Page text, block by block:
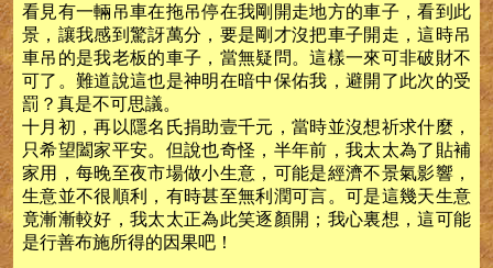
看見有一輛吊車在拖吊停在我剛開走地方的車子，看到此
景，讓我感到驚訝萬分，要是剛才沒把車子開走，這時吊
車吊的是我老板的車子，當無疑問。這樣一來可非破財不
可了。難道說這也是神明在暗中保佑我，避開了此次的受
罰？真是不可思議。
十月初，再以隱名氏捐助壹千元，當時並沒想祈求什麼，
只希望闔家平安。但說也奇怪，半年前，我太太為了貼補
家用，每晚至夜市場做小生意，可能是經濟不景氣影響，
生意並不很順利，有時甚至無利潤可言。可是這幾天生意
竟漸漸較好，我太太正為此笑逐顏開；我心裏想，這可能
是行善布施所得的因果吧！